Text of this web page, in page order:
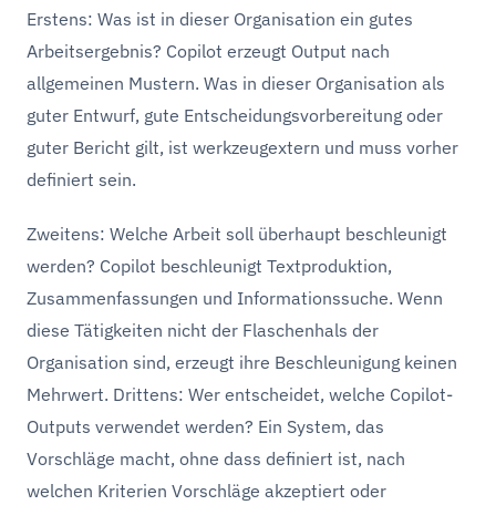
Erstens: Was ist in dieser Organisation ein gutes
Arbeitsergebnis? Copilot erzeugt Output nach
allgemeinen Mustern. Was in dieser Organisation als
guter Entwurf, gute Entscheidungsvorbereitung oder
guter Bericht gilt, ist werkzeugextern und muss vorher
definiert sein.
Zweitens: Welche Arbeit soll überhaupt beschleunigt
werden? Copilot beschleunigt Textproduktion,
Zusammenfassungen und Informationssuche. Wenn
diese Tätigkeiten nicht der Flaschenhals der
Organisation sind, erzeugt ihre Beschleunigung keinen
Mehrwert. Drittens: Wer entscheidet, welche Copilot-
Outputs verwendet werden? Ein System, das
Vorschläge macht, ohne dass definiert ist, nach
welchen Kriterien Vorschläge akzeptiert oder